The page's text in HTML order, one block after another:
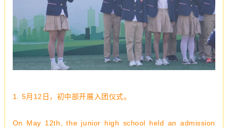
1. 5月12日，初中部开展入团仪式。
On May 12th, the junior high school held an admission